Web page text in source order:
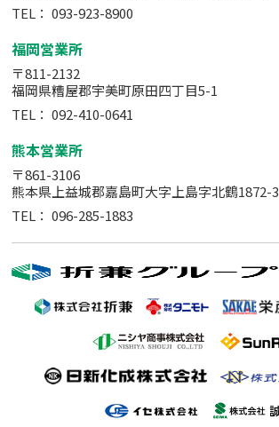
TEL：093-923-8900
福岡営業所
〒811-2132
福岡県糟屋郡宇美町原田四丁目5-1
TEL：092-410-0641
熊本営業所
〒861-3106
熊本県上益城郡嘉島町大字上島字北鶴1872-3
TEL：096-285-1883